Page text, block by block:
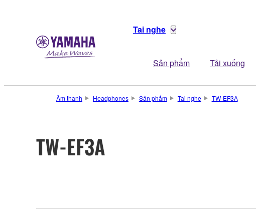
Tai nghe
Sản phẩm Tải xuống
Âm thanh Headphones Sản phẩm Tai nghe TW-EF3A
TW-EF3A